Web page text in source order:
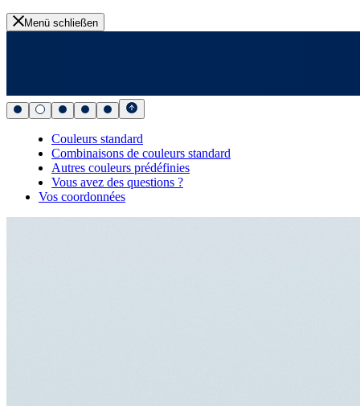
Menü schließen
Couleurs standard
Combinaisons de couleurs standard
Autres couleurs prédéfinies
Vous avez des questions ?
Vos coordonnées